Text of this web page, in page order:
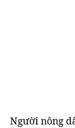
Người nông